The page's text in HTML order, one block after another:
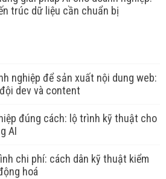
trúc dữ liệu cần chuẩn bị
nghiệp để sản xuất nội dung web:
dev và content
đúng cách: lộ trình kỹ thuật cho
AI
chi phí: cách dân kỹ thuật kiểm
hoá